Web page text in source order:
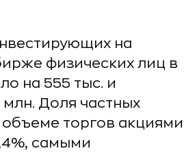
на
физических лиц в
на 555 тыс. и
млн. Доля частных
торгов акциями
самыми